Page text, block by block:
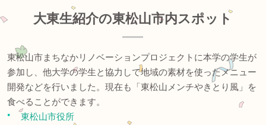
大東生紹介の東松山市内スポット
東松山市まちなかリノベーションプロジェクトに本学の学生が
参加し、他大学の学生と協力して地域の素材を使ったメニュー
開発などを行いました。現在も「東松山メンチやきとり風」を
食べることができます。
東松山市役所